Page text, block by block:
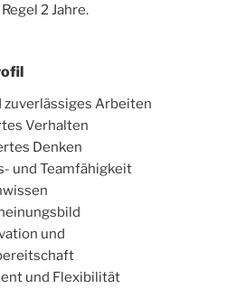
2 Jahre.
Arbeiten
Verhalten
Denken
und Teamfähigkeit
und
und Flexibilität